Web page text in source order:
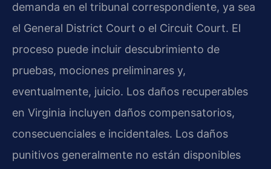
demanda en el tribunal correspondiente, ya sea
el General District Court o el Circuit Court. El
proceso puede incluir descubrimiento de
pruebas, mociones preliminares y,
eventualmente, juicio. Los daños recuperables
en Virginia incluyen daños compensatorios,
consecuenciales e incidentales. Los daños
punitivos generalmente no están disponibles